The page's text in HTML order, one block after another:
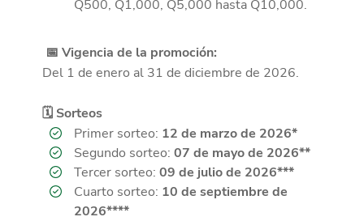
Q500, Q1,000, Q5,000 hasta Q10,000.
📅 Vigencia de la promoción:
Del 1 de enero al 31 de diciembre de 2026.
🗓️ Sorteos
Primer sorteo: 12 de marzo de 2026*
Segundo sorteo: 07 de mayo de 2026**
Tercer sorteo: 09 de julio de 2026***
Cuarto sorteo: 10 de septiembre de
2026****